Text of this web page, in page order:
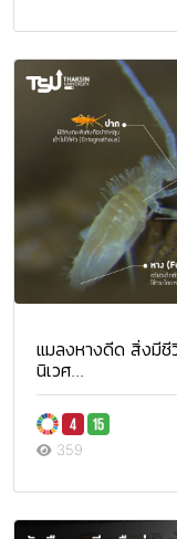
แมลงหางดีด สิ่งมีชี
นิเวศ...
359